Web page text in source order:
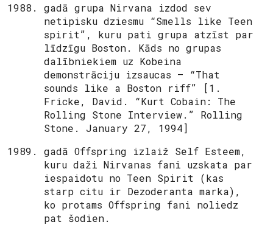
gadā grupa Nirvana izdod sev
netipisku dziesmu “Smells like Teen
spirit”, kuru pati grupa atzīst par
līdzīgu Boston. Kāds no grupas
dalībniekiem uz Kobeina
demonstrāciju izsaucas – “That
sounds like a Boston riff” [1.
Fricke, David. “Kurt Cobain: The
Rolling Stone Interview.” Rolling
Stone. January 27, 1994]
gadā Offspring izlaiž Self Esteem,
kuru daži Nirvanas fani uzskata par
iespaidotu no Teen Spirit (kas
starp citu ir Dezoderanta marka),
ko protams Offspring fani noliedz
pat šodien.